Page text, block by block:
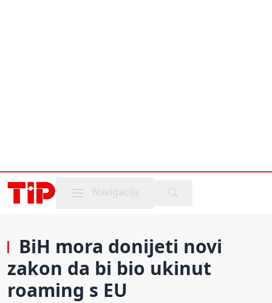
Mobile menu
Navigacija
BiH mora donijeti novi
zakon da bi bio ukinut
roaming s EU